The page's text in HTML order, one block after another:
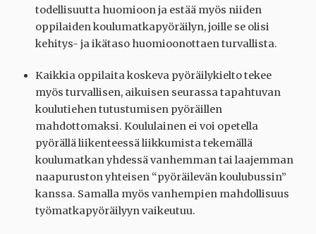
todellisuutta huomioon ja estää myös niiden
oppilaiden koulumatkapyöräilyn, joille se olisi
kehitys- ja ikätaso huomioonottaen turvallista.
Kaikkia oppilaita koskeva pyöräilykielto tekee
myös turvallisen, aikuisen seurassa tapahtuvan
koulutiehen tutustumisen pyöräillen
mahdottomaksi. Koululainen ei voi opetella
pyörällä liikenteessä liikkumista tekemällä
koulumatkan yhdessä vanhemman tai laajemman
naapuruston yhteisen “pyöräilevän koulubussin”
kanssa. Samalla myös vanhempien mahdollisuus
työmatkapyöräilyyn vaikeutuu.